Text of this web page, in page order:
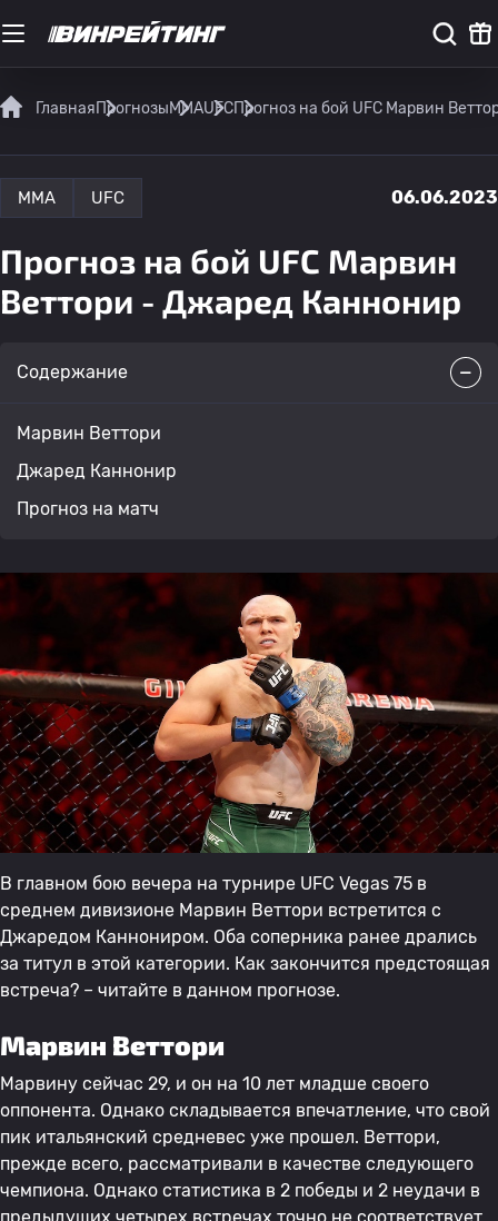
ГлавнаяПрогнозыMMAUFCПрогноз на бой UFC Марвин
MMA UFC 06.06.2023
Прогноз на бой UFC Марвин
Веттори - Джаред Каннонир
Содержание
Марвин Веттори
Джаред Каннонир
Прогноз на матч
В главном бою вечера на турнире UFC Vegas 75 в
среднем дивизионе Марвин Веттори встретится с
Джаредом Каннониром. Оба соперника ранее дрались
за титул в этой категории. Как закончится предстоящая
встреча? – читайте в данном прогнозе.
Марвин Веттори
Марвину сейчас 29, и он на 10 лет младше своего
оппонента. Однако складывается впечатление, что свой
пик итальянский средневес уже прошел. Веттори,
прежде всего, рассматривали в качестве следующего
чемпиона. Однако статистика в 2 победы и 2 неудачи в